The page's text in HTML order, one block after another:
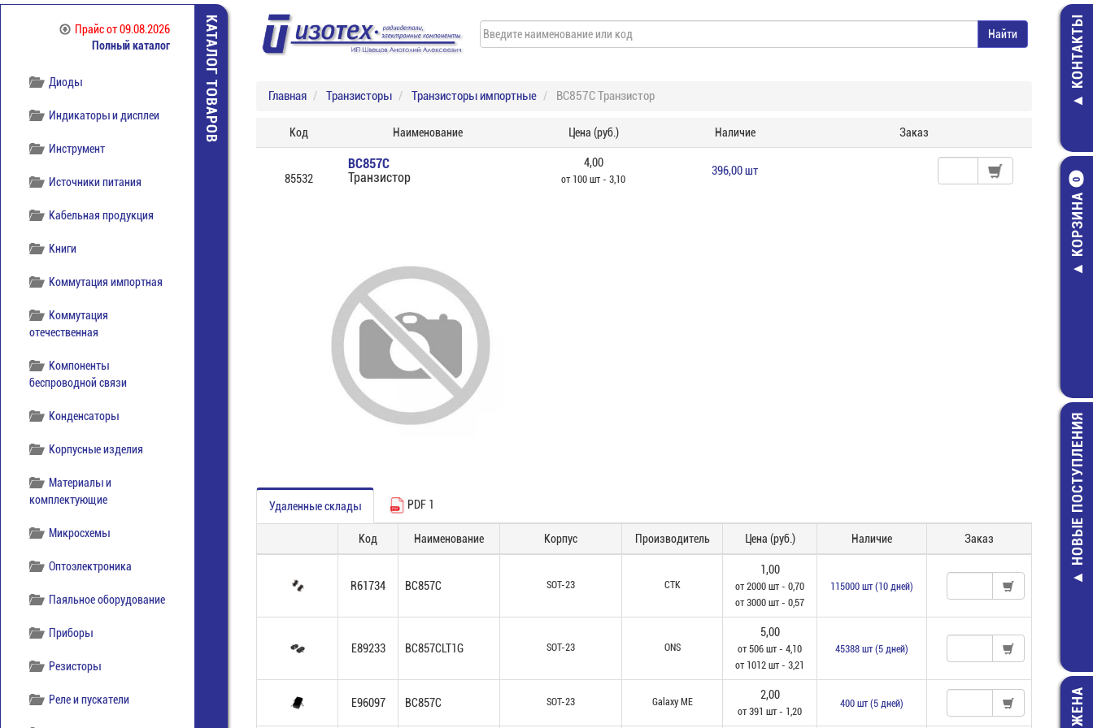
Прайсот 09.08.2026
Полный каталог
Диоды
Индикаторы и дисплеи
Инструмент
Источники питания
Кабельная продукция
Книги
Коммутация импортная
Коммутация
отечественная
Компоненты
беспроводной связи
Конденсаторы
Корпусные изделия
Материалы и
комплектующие
Микросхемы
Оптоэлектроника
Паяльное оборудование
Приборы
Резисторы
Реле и пускатели
КАТАЛОГ ТОВАРОВ КОНТАКТЫ
КОРЗИНА
0
MF-0,5-2 КОМ-5%
Резистор
Разъем 2х 8 (м) для
пайки на плату
прямой угол (PBD-
AC-004
на блок 3
НОВЫЕ ПОСТУПЛЕНИЯ
Главная Транзисторы Транзисторы импортные BC857C Транзистор
Код Наименование Цена (руб.) Наличие Заказ
85532
BC857C
Транзистор
4,00
от 100 шт - 3,10
396,00 шт
Удаленные склады PDF 1
Код Наименование Корпус Производитель Цена (руб.) Наличие Заказ
R61734 BC857C SOT-23 CTK
1,00
от 2000 шт - 0,70
от 3000 шт - 0,57
115000 шт (10 дней)
E89233 BC857CLT1G SOT-23 ONS
5,00
от 506 шт - 4,10
от 1012 шт - 3,21
45388 шт (5 дней)
E96097 BC857C SOT-23 Galaxy ME
2,00
от 391 шт - 1,20
400 шт (5 дней)